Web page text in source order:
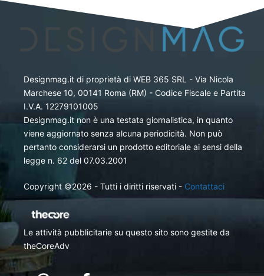
Designmag.it di proprietà di WEB 365 SRL - Via Nicola
Marchese 10, 00141 Roma (RM) - Codice Fiscale e Partita
I.V.A. 12279101005
Designmag.it non è una testata giornalistica, in quanto
viene aggiornato senza alcuna periodicità. Non può
pertanto considerarsi un prodotto editoriale ai sensi della
legge n. 62 del 07.03.2001
Copyright ©2026 - Tutti i diritti riservati - Contattaci
Le attività pubblicitarie su questo sito sono gestite da
theCoreAdv